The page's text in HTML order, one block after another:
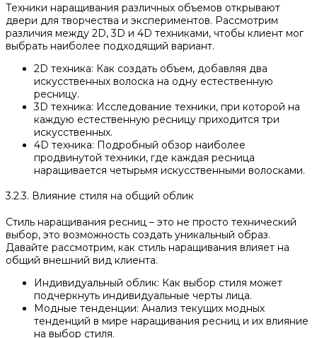
Техники наращивания различных объемов открывают
двери для творчества и экспериментов. Рассмотрим
различия между 2D, 3D и 4D техниками, чтобы клиент мог
выбрать наиболее подходящий вариант.
2D техника: Как создать объем, добавляя два
искусственных волоска на одну естественную
ресницу.
3D техника: Исследование техники, при которой на
каждую естественную ресницу приходится три
искусственных.
4D техника: Подробный обзор наиболее
продвинутой техники, где каждая ресница
наращивается четырьмя искусственными волосками.
3.2.3. Влияние стиля на общий облик
Стиль наращивания ресниц – это не просто технический
выбор, это возможность создать уникальный образ.
Давайте рассмотрим, как стиль наращивания влияет на
общий внешний вид клиента.
Индивидуальный облик: Как выбор стиля может
подчеркнуть индивидуальные черты лица.
Модные тенденции: Анализ текущих модных
тенденций в мире наращивания ресниц и их влияние
на выбор стиля.